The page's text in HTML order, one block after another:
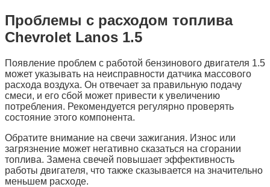
Проблемы с расходом топлива
Chevrolet Lanos 1.5
Появление проблем с работой бензинового двигателя 1.5
может указывать на неисправности датчика массового
расхода воздуха. Он отвечает за правильную подачу
смеси, и его сбой может привести к увеличению
потребления. Рекомендуется регулярно проверять
состояние этого компонента.
Обратите внимание на свечи зажигания. Износ или
загрязнение может негативно сказаться на сгорании
топлива. Замена свечей повышает эффективность
работы двигателя, что также сказывается на значительно
меньшем расходе.